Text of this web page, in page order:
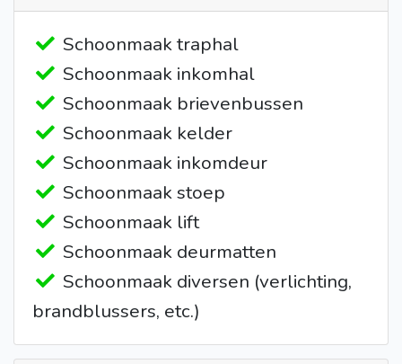
Schoonmaak traphal
Schoonmaak inkomhal
Schoonmaak brievenbussen
Schoonmaak kelder
Schoonmaak inkomdeur
Schoonmaak stoep
Schoonmaak lift
Schoonmaak deurmatten
Schoonmaak diversen (verlichting,
brandblussers, etc.)